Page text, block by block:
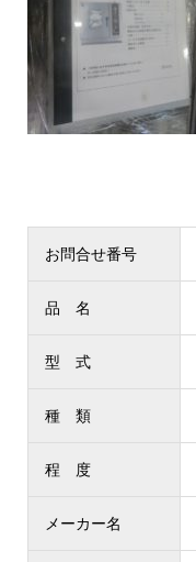
お問合せ番号
品 名
型 式
種 類
程 度
メーカー名